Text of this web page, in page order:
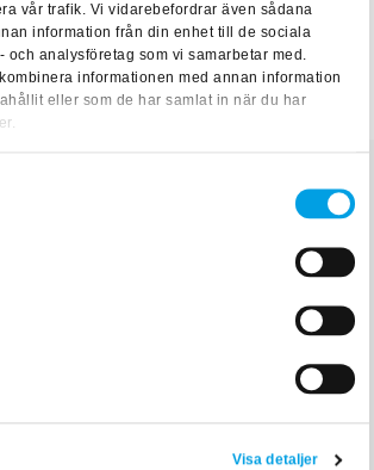
vår trafik. Vi vidarebefordrar även sådana
information från din enhet till de sociala
och analysföretag som vi samarbetar med.
informationen med annan information
eller som de har samlat in när du har
Visa detaljer
artiklar